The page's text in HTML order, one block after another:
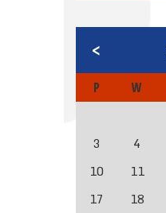
<
P W
3
4
10
11
17
18